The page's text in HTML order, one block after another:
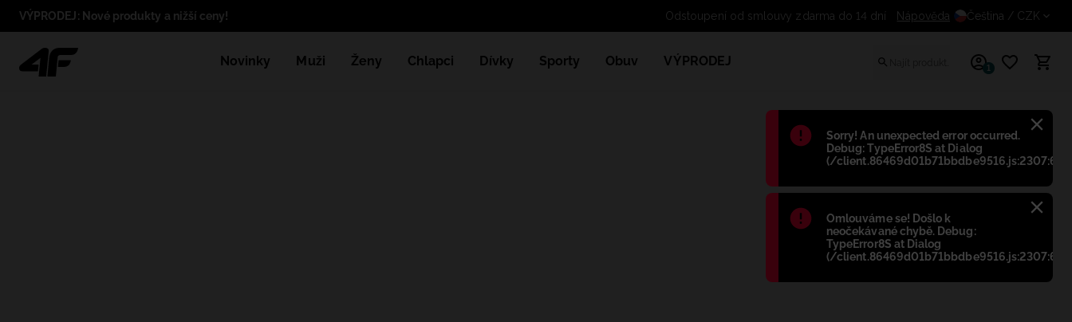
Błąd:
Sorry! An unexpected error occurred.
Debug: TypeError8S at Dialog
(/
Błąd:
Omlouváme se! Došlo k
neočekávané chybě. Debug:
TypeError8S at Dialog
(/
VÝPRODEJ: Nové produkty a nižší ceny! Odstoupení od smlouvy zdarma
Nápověda Čeština / CZK
Novinky Muži Ženy Chlapci Dívky Sporty Obuv VÝPRODEJ 1